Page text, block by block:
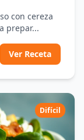
con cereza
prepar...
Ver Receta
Difícil